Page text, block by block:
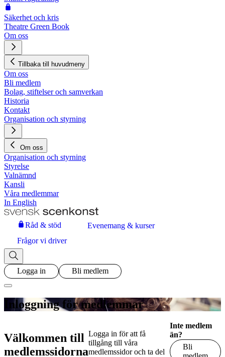
Säkerhet och kris
Theatre Green Book
Om oss
Tillbaka till huvudmeny
Om oss
Bli medlem
Bolag, stiftelser och samverkan
Historia
Kontakt
Organisation och styrning
Om oss
Organisation och styrning
Styrelse
Valnämnd
Kansli
Våra medlemmar
In English
Råd & stöd
Evenemang & kurser
Frågor vi driver
Logga in Bli medlem
Inloggning för medlemmar
Välkommen till
medlemssidorna
Logga in för att få
tillgång till våra
medlemssidor och ta del
Inte medlem
än?
Bli